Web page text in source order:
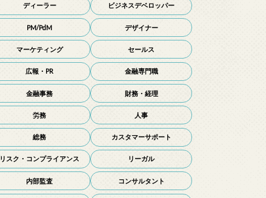
ディーラー ビジネスデベロッパー
PM/PdM デザイナー
マーケティング セールス
広報・PR 金融専門職
金融事務 財務・経理
労務 人事
総務 カスタマーサポート
リスク・コンプライアンス リーガル
内部監査 コンサルタント